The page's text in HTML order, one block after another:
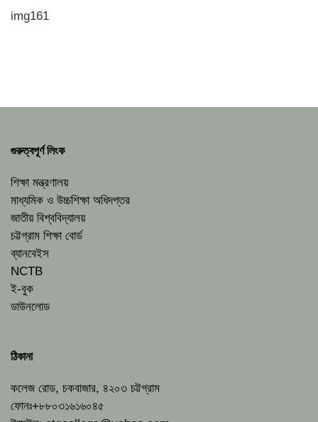
img161
গুরুত্বপূর্ণ লিংক
শিক্ষা মন্ত্রণালয়
মাধ্যমিক ও উচ্চশিক্ষা অধিদপ্তর
জাতীয় বিশ্ববিদ্যালয়
চট্টগ্রাম শিক্ষা বোর্ড
ব্যানবেইস
NCTB
ই-বুক
ডাউনলোড
ঠিকানা
কলেজ রোড, চকবাজার, ৪২০৩ চট্টগ্রাম
ফোনঃ+৮৮০৩১৬১৬০৪৫